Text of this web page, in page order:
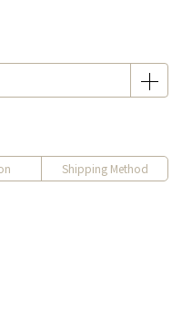
Shipping Method